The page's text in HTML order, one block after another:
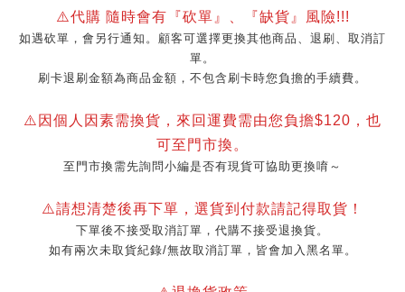
⚠️代購 隨時會有『砍單』、『缺貨』風險!!!
如遇砍單，會另行通知。顧客可選擇更換其他商品、退刷、取消訂
單。
刷卡退刷金額為商品金額，不包含刷卡時您負擔的手續費。
⚠️因個人因素需換貨，來回運費需由您負擔$120，也
可至門市換。
至門市換需先詢問小編是否有現貨可協助更換唷～
⚠️請想清楚後再下單，選貨到付款請記得取貨！
下單後不接受取消訂單，代購不接受退換貨。
如有兩次未取貨紀錄/無故取消訂單，皆會加入黑名單。